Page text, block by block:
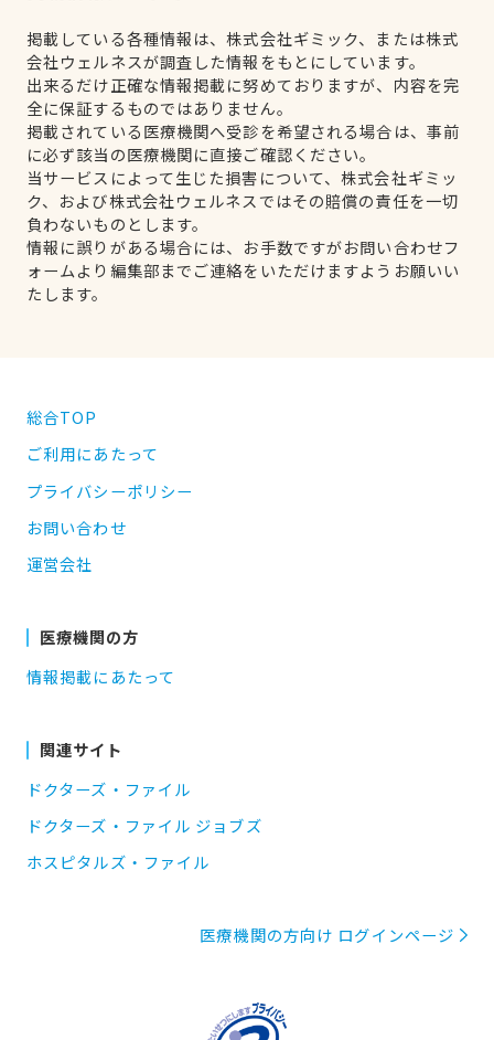
掲載している各種情報は、株式会社ギミック、または株式
会社ウェルネスが調査した情報をもとにしています。
出来るだけ正確な情報掲載に努めておりますが、内容を完
全に保証するものではありません。
掲載されている医療機関へ受診を希望される場合は、事前
に必ず該当の医療機関に直接ご確認ください。
当サービスによって生じた損害について、株式会社ギミッ
ク、および株式会社ウェルネスではその賠償の責任を一切
負わないものとします。
情報に誤りがある場合には、お手数ですがお問い合わせフ
ォームより編集部までご連絡をいただけますようお願いい
たします。
総合TOP
ご利用にあたって
プライバシーポリシー
お問い合わせ
運営会社
医療機関の方
情報掲載にあたって
関連サイト
ドクターズ・ファイル
ドクターズ・ファイル ジョブズ
ホスピタルズ・ファイル
医療機関の方向け ログインページ